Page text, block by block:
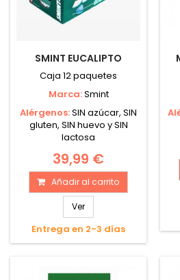
SMINT EUCALIPTO
Caja 12 paquetes
Marca:Smint
Alérgenos:SIN azúcar, SIN
gluten, SIN huevo y SIN
lactosa
39,99 €
Añadir al carrito
Ver
Entrega en 2-3 días